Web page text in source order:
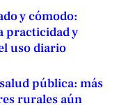
y cómodo:
practicidad y
uso diario
pública: más
rurales aún